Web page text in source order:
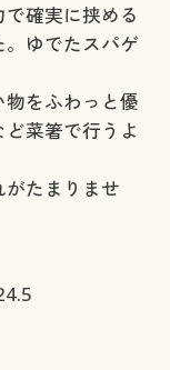
確実に挟める
ゆでたスパゲ
物をふわっと優
菜箸で行うよ
たまりませ